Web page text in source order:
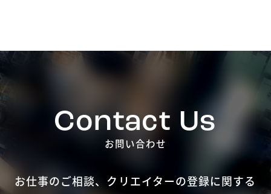
Contact Us
お問い合わせ
お仕事のご相談、クリエイターの登録に関する